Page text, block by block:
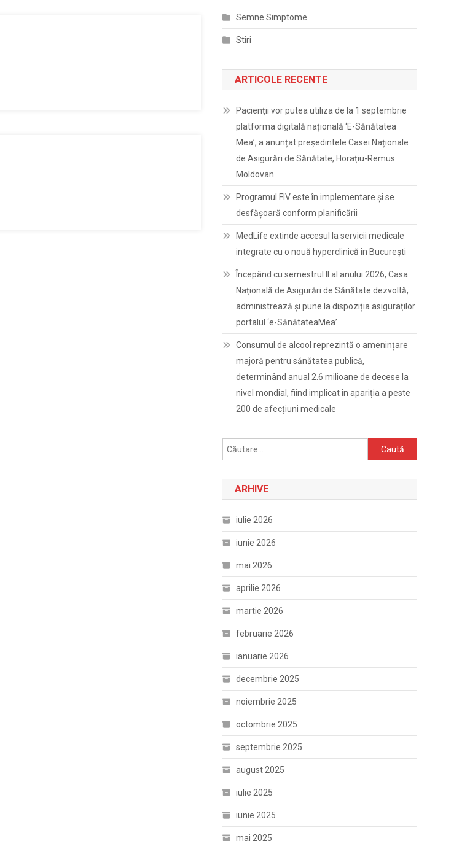
Semne Simptome
Stiri
ARTICOLE RECENTE
Pacienții vor putea utiliza de la 1 septembrie
platforma digitală națională ‘E-Sănătatea
Mea’, a anunțat președintele Casei Naționale
de Asigurări de Sănătate, Horațiu-Remus
Moldovan
Programul FIV este în implementare și se
desfășoară conform planificării
MedLife extinde accesul la servicii medicale
integrate cu o nouă hyperclinică în București
Începând cu semestrul II al anului 2026, Casa
Națională de Asigurări de Sănătate dezvoltă,
administrează și pune la dispoziția asiguraților
portalul ‘e-SănătateaMea’
Consumul de alcool reprezintă o amenințare
majoră pentru sănătatea publică,
determinând anual 2.6 milioane de decese la
nivel mondial, fiind implicat în apariția a peste
200 de afecțiuni medicale
Caută
după:
ARHIVE
iulie 2026
iunie 2026
mai 2026
aprilie 2026
martie 2026
februarie 2026
ianuarie 2026
decembrie 2025
noiembrie 2025
octombrie 2025
septembrie 2025
august 2025
iulie 2025
iunie 2025
mai 2025